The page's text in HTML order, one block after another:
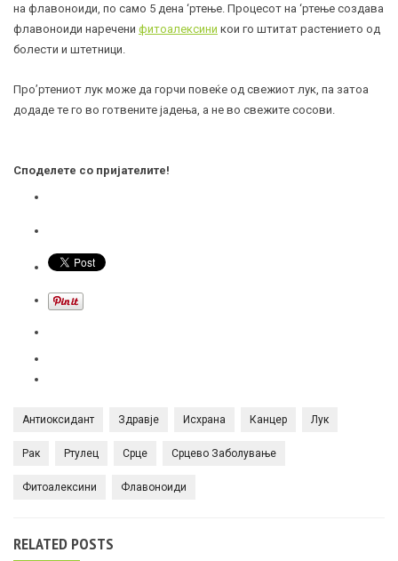
на флавоноиди, по само 5 дена ‘ртење. Процесот на ‘ртење создава
флавоноиди наречени фитоалексини кои го штитат растението од
болести и штетници.
Про’ртениот лук може да горчи повеќе од свежиот лук, па затоа
додаде те го во готвените јадења, а не во свежите сосови.
Споделете со пријателите!
Антиоксидант Здравје Исхрана Канцер Лук
Рак Ртулец Срце Срцево Заболување
Фитоалексини Флавоноиди
RELATED POSTS